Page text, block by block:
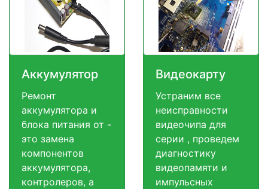
Аккумулятор
Ремонт
аккумулятора и
блока питания от -
это замена
компонентов
аккумулятора,
контролеров, а
Видеокарту
Устраним все
неисправности
видеочипа для
серии , проведем
диагностику
видеопамяти и
импульсных